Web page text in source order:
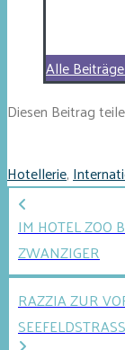
Alle
Diesen Beitrag
Hotellerie,
IM HOTEL ZOO
ZWANZIGER
RAZZIA ZUR